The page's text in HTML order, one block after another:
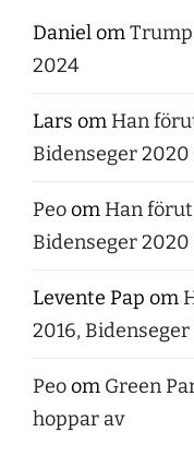
Danielom
2024
Lars om Han
Bidenseger 2020
Peoom Han
Bidenseger 2020
Levente Pap om
2016,
Peoom Green
hoppar av